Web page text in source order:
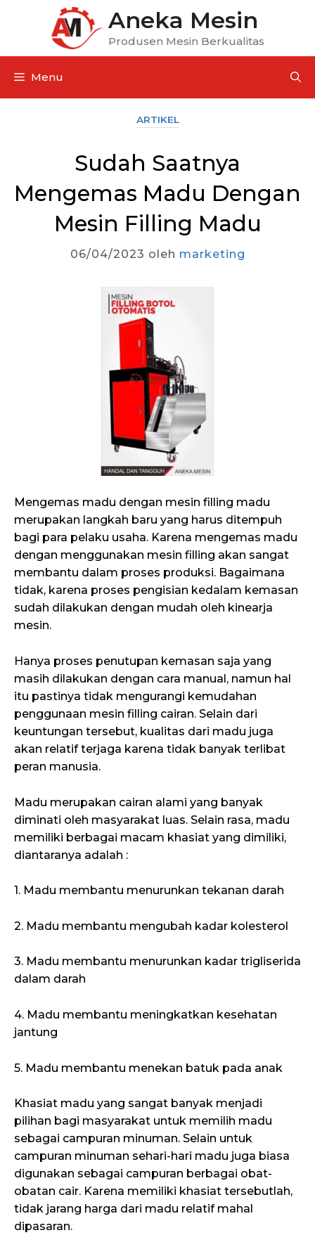
Aneka Mesin
Produsen Mesin Berkualitas
Menu
ARTIKEL
Sudah Saatnya
Mengemas Madu Dengan
Mesin Filling Madu
06/04/2023 oleh marketing
Mengemas madu dengan mesin filling madu
merupakan langkah baru yang harus ditempuh
bagi para pelaku usaha. Karena mengemas madu
dengan menggunakan mesin filling akan sangat
membantu dalam proses produksi. Bagaimana
tidak, karena proses pengisian kedalam kemasan
sudah dilakukan dengan mudah oleh kinearja
mesin.
Hanya proses penutupan kemasan saja yang
masih dilakukan dengan cara manual, namun hal
itu pastinya tidak mengurangi kemudahan
penggunaan mesin filling cairan. Selain dari
keuntungan tersebut, kualitas dari madu juga
akan relatif terjaga karena tidak banyak terlibat
peran manusia.
Madu merupakan cairan alami yang banyak
diminati oleh masyarakat luas. Selain rasa, madu
memiliki berbagai macam khasiat yang dimiliki,
diantaranya adalah :
1. Madu membantu menurunkan tekanan darah
2. Madu membantu mengubah kadar kolesterol
3. Madu membantu menurunkan kadar trigliserida
dalam darah
4. Madu membantu meningkatkan kesehatan
jantung
5. Madu membantu menekan batuk pada anak
Khasiat madu yang sangat banyak menjadi
pilihan bagi masyarakat untuk memilih madu
sebagai campuran minuman. Selain untuk
campuran minuman sehari-hari madu juga biasa
digunakan sebagai campuran berbagai obat-
obatan cair. Karena memiliki khasiat tersebutlah,
tidak jarang harga dari madu relatif mahal
dipasaran.